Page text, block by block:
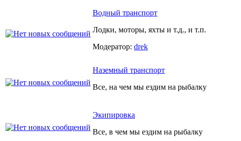
Водный транспорт
Лодки, моторы, яхты и т.д., и т.п.
Модератор: drek
Наземный транспорт
Все, на чем мы ездим на рыбалку
Экипировка
Все, в чем мы ездим на рыбалку